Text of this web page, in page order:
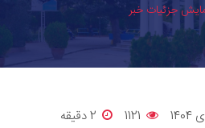
جزئیات خبر
1121 2 دقيقه